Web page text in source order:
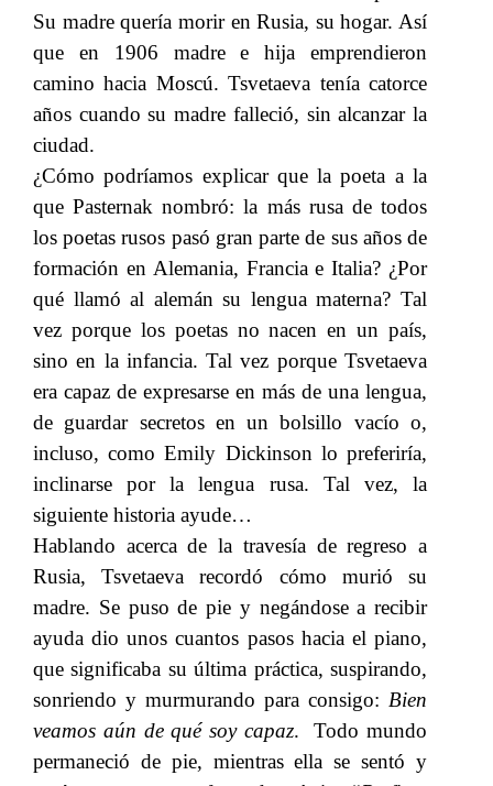
Su madre quería morir en Rusia, su hogar. Así
que en 1906 madre e hija emprendieron
camino hacia Moscú. Tsvetaeva tenía catorce
años cuando su madre falleció, sin alcanzar la
ciudad.
¿Cómo podríamos explicar que la poeta a la
que Pasternak nombró: la más rusa de todos
los poetas rusos pasó gran parte de sus años de
formación en Alemania, Francia e Italia? ¿Por
qué llamó al alemán su lengua materna? Tal
vez porque los poetas no nacen en un país,
sino en la infancia. Tal vez porque Tsvetaeva
era capaz de expresarse en más de una lengua,
de guardar secretos en un bolsillo vacío o,
incluso, como Emily Dickinson lo preferiría,
inclinarse por la lengua rusa. Tal vez, la
siguiente historia ayude…
Hablando acerca de la travesía de regreso a
Rusia, Tsvetaeva recordó cómo murió su
madre. Se puso de pie y negándose a recibir
ayuda dio unos cuantos pasos hacia el piano,
que significaba su última práctica, suspirando,
sonriendo y murmurando para consigo:​​ Bien
veamos aún de qué soy capaz. Todo mundo
permaneció de pie, mientras ella se sentó y